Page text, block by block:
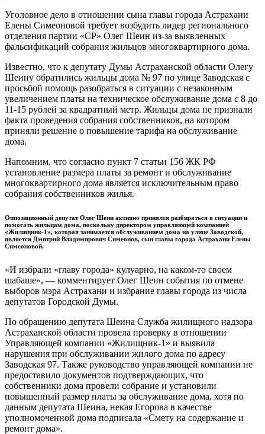
Уголовное дело в отношении сына главы города Астрахани
Елены Симеоновой требует возбудить лидер регионального
отделения партии «СР» Олег Шеин из-за выявленных
фальсификаций собрания жильцов многоквартирного дома.
Известно, что к депутату Думы Астраханской области Олегу
Шеину обратились жильцы дома № 97 по улице Заводская с
просьбой помощь разобраться в ситуации с незаконным
увеличением платы на техническое обслуживание дома с 8 до
11-15 рублей за квадратный метр. Жильцы дома не признали
факта проведения собрания собственников, на котором
приняли решение о повышение тарифа на обслуживание
дома.
Напомним, что согласно пункт 7 статьи 156 ЖК РФ
установление размера платы за ремонт и обслуживание
многоквартирного дома является исключительным право
собрания собственников жилья.
Оппозиционный депутат Олег Шеин активно принялся разбираться в ситуации и
помогать жильцам дома, поскольку директором управляющей компанией
«Жилищник-1», которая занимается обслуживанием дома на улице Заводской,
является Дмитрий Владимирович Симеонов, сын главы города Астрахани Елены
Симеоновой.
«И избрали «главу города» кулуарно, на каком-то своем
шабаше», — комментирует Олег Шеин события по отмене
выборов мэра Астрахани и избрание главы города из числа
депутатов Городской Думы.
По обращению депутата Шеина Служба жилищного надзора
Астраханской области провела проверку в отношении
Управляющей компании «Жилищник-1» и выявила
нарушения при обслуживании жилого дома по адресу
Заводская 97. Также руководство управляющей компании не
предоставило документов подтверждающих, что
собственники дома провели собрание и установили
повышенный размер платы за обслуживание дома, хотя по
данным депутата Шеина, некая Егорова в качестве
уполномоченной дома подписала «Смету на содержание и
ремонт дома».